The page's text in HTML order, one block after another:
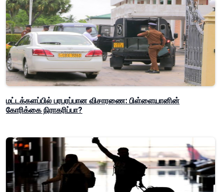
மட்டக்களப்பில் பரபரப்பான விசாரணை: பிள்ளையானின்
கோரிக்கை நிராகரிப்பா?